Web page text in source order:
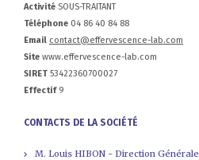
Activité SOUS-TRAITANT
Téléphone 04 86 40 84 88
Email contact@effervescence-lab.com
Site www.effervescence-lab.com
SIRET 53422360700027
Effectif9
CONTACTS DE LA SOCIÉTÉ
M. Louis HIBON - Direction Générale